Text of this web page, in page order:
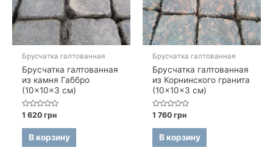
Брусчатка галтованная
Брусчатка галтованная
из камня Габбро
(10×10×3 см)
Оценка
из
1 620грн
В корзину
Брусчатка галтованная
Брусчатка галтованная
из Корнинского гранита
(10×10×3 см)
Оценка
из
1 760грн
В корзину